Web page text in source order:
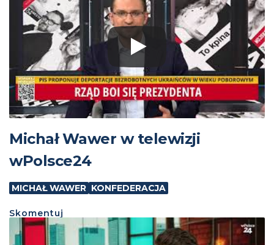
Michał Wawer w telewizji
wPolsce24
MICHAŁ WAWER KONFEDERACJA
Skomentuj